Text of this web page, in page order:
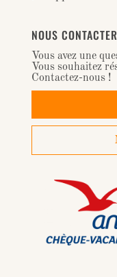
NOUS CONTACTER
Vous avez une
Vous souhaitez
Contactez-nous !